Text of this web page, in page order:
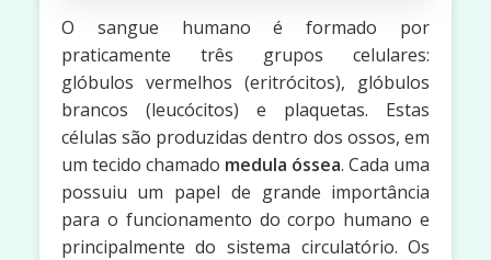
O sangue humano é formado por
praticamente três grupos celulares:
glóbulos vermelhos (eritrócitos), glóbulos
brancos (leucócitos) e plaquetas. Estas
células são produzidas dentro dos ossos, em
um tecido chamado medula óssea. Cada uma
possuiu um papel de grande importância
para o funcionamento do corpo humano e
principalmente do sistema circulatório. Os